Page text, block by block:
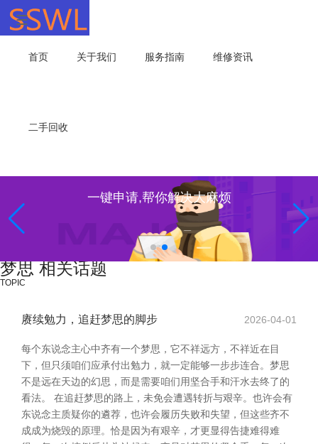
首页 关于我们 服务指南 维修资讯
二手回收
一键申请,帮你解决大麻烦
梦思 相关话题
TOPIC
赓续勉力，追赶梦思的脚步 2026-04-01
每个东说念主心中齐有一个梦思，它不祥远方，不祥近在目
下，但只须咱们应承付出勉力，就一定能够一步步连合。梦思
不是远在天边的幻思，而是需要咱们用坚合手和汗水去终了的
看法。 在追赶梦思的路上，未免会遭遇转折与艰辛。也许会有
东说念主质疑你的遴荐，也许会履历失败和失望，但这些齐不
成成为烧毁的原理。恰是因为有艰辛，才更显得告捷难得难